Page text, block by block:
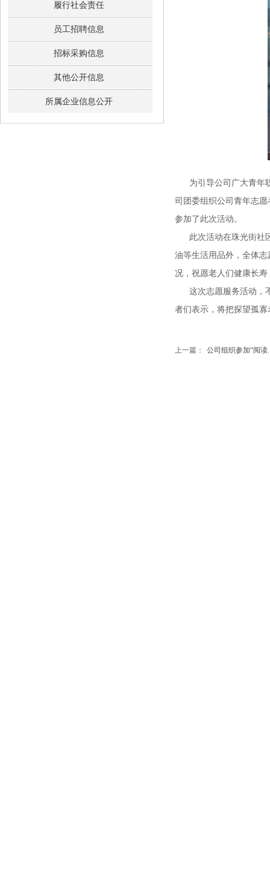
履行社会责任
员工招聘信息
招标采购信息
其他公开信息
所属企业信息公开
为引导公司广大青年
司团委组织公司青年志
参加了此次活动。
此次活动在珠光街社
油等生活用品外，全体
况，祝愿老人们健康长
这次志愿服务活动，
者们表示，将把探望孤
上一篇： 公司组织参加“阅读